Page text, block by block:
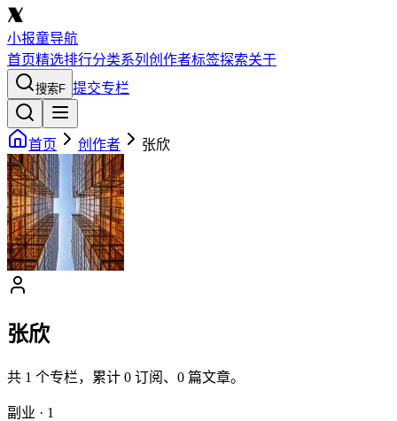
小报童导航
首页精选排行分类系列 创作者标签探索关于
搜索F 提交专栏
首页 创作者 张欣
张欣
共 1 个专栏，累计 0 订阅、 0 篇文章。
副业 · 1